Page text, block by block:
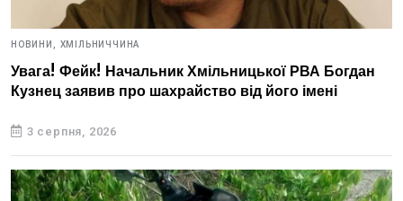
НОВИНИ, ХМІЛЬНИЧЧИНА
Увага! Фейк! Начальник Хмільницької РВА Богдан
Кузнец заявив про шахрайство від його імені
3 серпня, 2026